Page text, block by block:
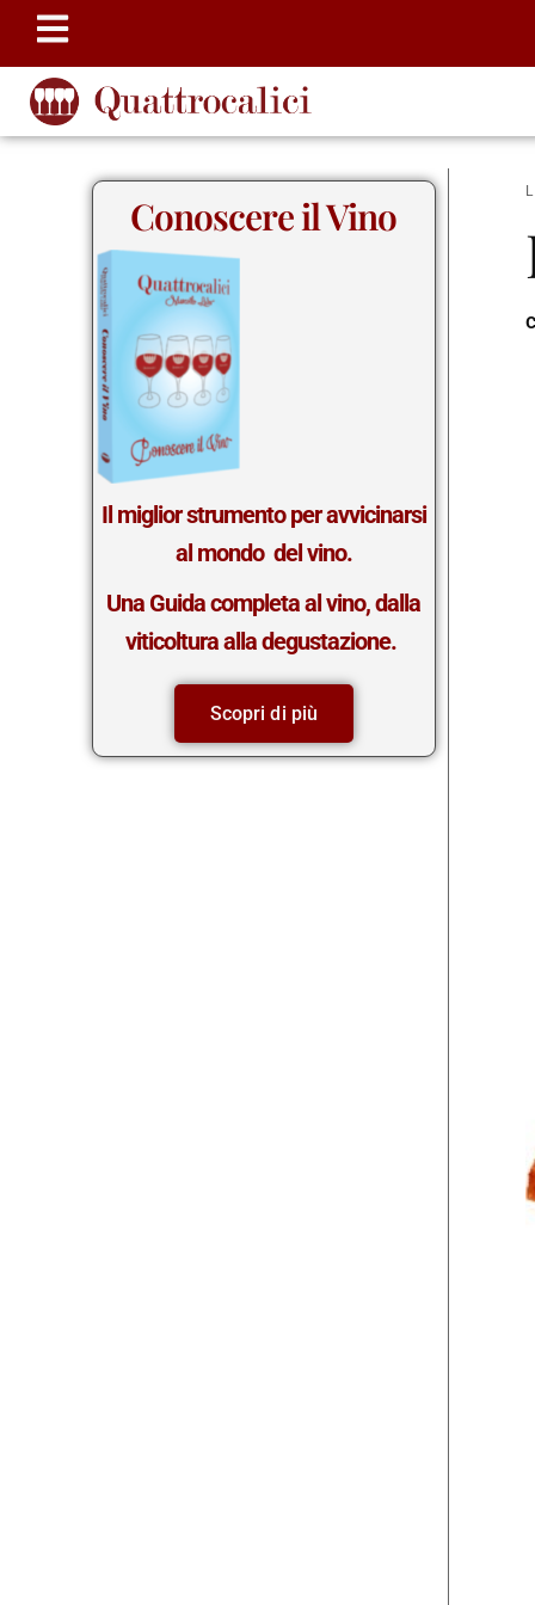
Conoscere il Vino
Il miglior strumento per avvicinarsi
al mondo del vino.
Una Guida completa al vino, dalla
viticoltura alla degustazione.
Scopri di più